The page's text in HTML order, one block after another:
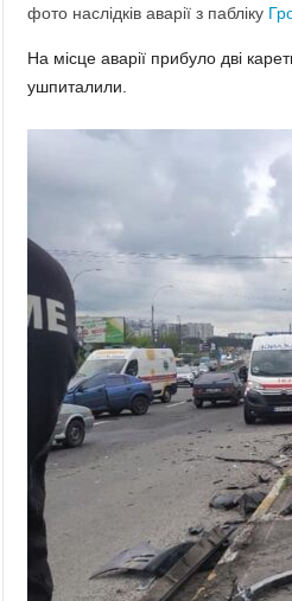
фото наслідків аварії з пабліку
На місце аварії прибуло дві
ушпиталили.